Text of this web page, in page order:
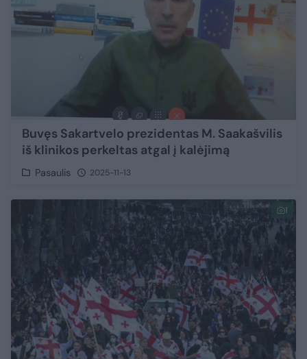
Buvęs Sakartvelo prezidentas M. Saakašvilis
iš klinikos perkeltas atgal į kalėjimą
Pasaulis 2025-11-13
1